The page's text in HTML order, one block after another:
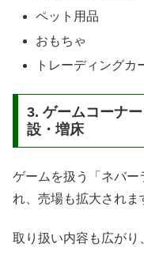
ペット用品
おもちゃ
トレーディングカ
3. ゲームコーナ
設・増床
ゲームを扱う「ネバー
れ、売場も拡大されま
取り扱い内容も広がり